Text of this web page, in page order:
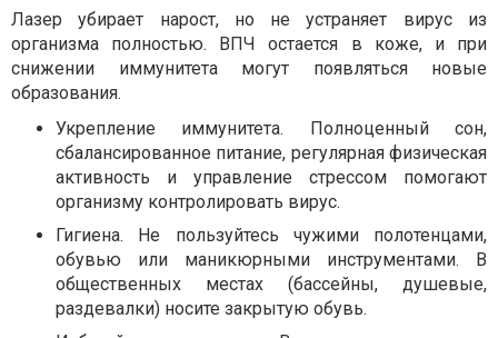
Лазер убирает нарост, но не устраняет вирус из
организма полностью. ВПЧ остается в коже, и при
снижении иммунитета могут появляться новые
образования.
Укрепление иммунитета. Полноценный сон,
сбалансированное питание, регулярная физическая
активность и управление стрессом помогают
организму контролировать вирус.
Гигиена. Не пользуйтесь чужими полотенцами,
обувью или маникюрными инструментами. В
общественных местах (бассейны, душевые,
раздевалки) носите закрытую обувь.